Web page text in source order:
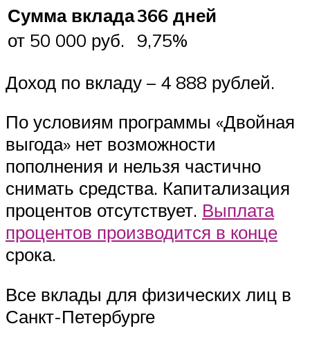
Сумма вклада366 дней
от 50 000 руб.
9,75%
Доход по вкладу – 4 888 рублей.
По условиям программы «Двойная
выгода» нет возможности
пополнения и нельзя частично
снимать средства. Капитализация
процентов отсутствует. Выплата
процентов производится в конце
срока.
Все вклады для физических лиц в
Санкт-Петербурге